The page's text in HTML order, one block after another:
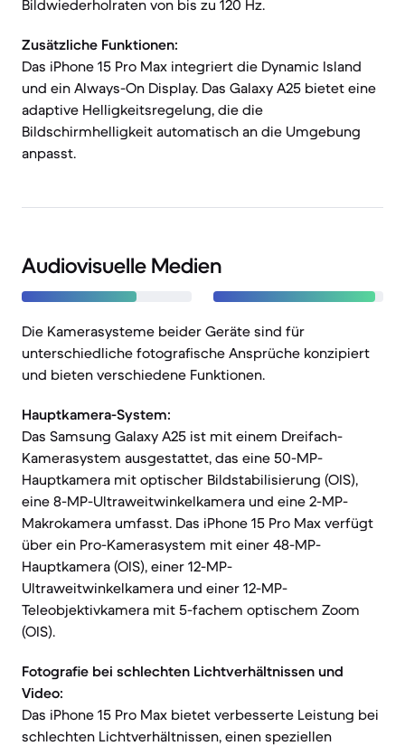
Bildwiederholraten von bis zu 120 Hz.
Zusätzliche Funktionen:
Das iPhone 15 Pro Max integriert die Dynamic Island
und ein Always-On Display. Das Galaxy A25 bietet eine
adaptive Helligkeitsregelung, die die
Bildschirmhelligkeit automatisch an die Umgebung
anpasst.
Audiovisuelle Medien
Die Kamerasysteme beider Geräte sind für
unterschiedliche fotografische Ansprüche konzipiert
und bieten verschiedene Funktionen.
Hauptkamera-System:
Das Samsung Galaxy A25 ist mit einem Dreifach-
Kamerasystem ausgestattet, das eine 50-MP-
Hauptkamera mit optischer Bildstabilisierung (OIS),
eine 8-MP-Ultraweitwinkelkamera und eine 2-MP-
Makrokamera umfasst. Das iPhone 15 Pro Max verfügt
über ein Pro-Kamerasystem mit einer 48-MP-
Hauptkamera (OIS), einer 12-MP-
Ultraweitwinkelkamera und einer 12-MP-
Teleobjektivkamera mit 5-fachem optischem Zoom
(OIS).
Fotografie bei schlechten Lichtverhältnissen und
Video:
Das iPhone 15 Pro Max bietet verbesserte Leistung bei
schlechten Lichtverhältnissen, einen speziellen